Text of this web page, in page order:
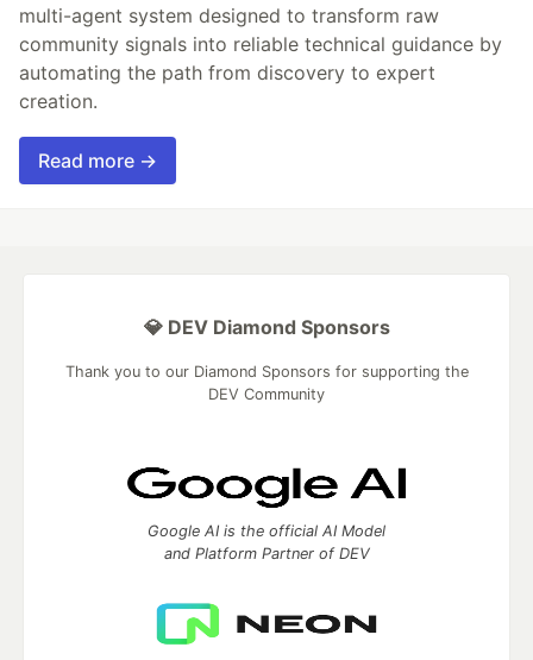
multi-agent system designed to transform raw
community signals into reliable technical guidance by
automating the path from discovery to expert
creation.
Read more →
💎 DEV Diamond Sponsors
Thank you to our Diamond Sponsors for supporting the
DEV Community
Google AI is the official AI Model
and Platform Partner of DEV